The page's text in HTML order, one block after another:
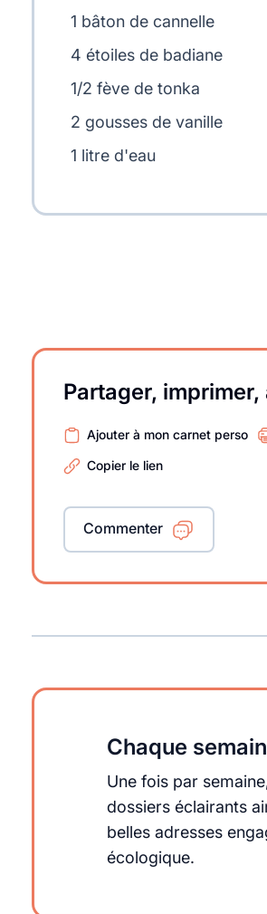
1 bâton de cannelle
4 étoiles de badiane
1/2 fève de tonka
2 gousses de vanille
1 litre d'eau
Partager,
Ajouter à mon carnet perso
Copier le lien
Commenter
Chaque
Une fois par
dossiers éclairants
belles adresses
écologique.